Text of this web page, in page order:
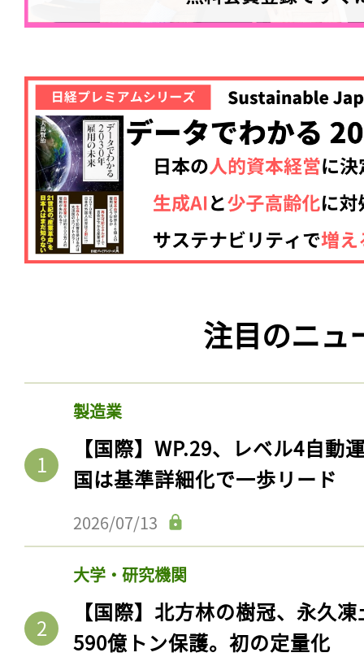
注目のニュ
製造業
【国際】WP.29、レベル4自動
国は基準詳細化で一歩リード
2026/07/13
大学・研究機関
【国際】北方林の樹冠、永久
590億トン保護。初の定量化